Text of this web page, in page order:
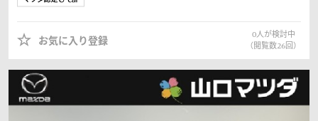
お気に入り登録
0人が検討中
（閲覧数26回）